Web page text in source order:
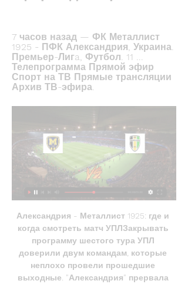
7 часов назад — ФК Металлист
1925 - ПФК Александрия, Украина.
Премьер-Лигa, Футбол. 11 ...
Телепрограмма Прямой эфир
Спорт на ТВ Прямые трансляции
Архив ТВ-эфира.
Александрия - Металлист 1925: где и
когда смотреть матч УПЛЗакрывать
программу шестого тура УПЛ
доверили двум командам, которые
неплохо провели прошедшие
выходные. "Александрия" прервала